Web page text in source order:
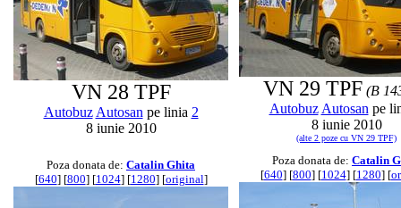
VN 28 TPF
Autobuz Autosan pe linia 2
8 iunie 2010
VN 29 TPF (B
Autobuz Autosan pe
8 iunie 2010
(alte 2 poze cu VN 29 TPF)
Poza donata de: Catalin Ghita
[640] [800] [1024] [1280] [original]
Poza donata de: Catalin
[640] [800] [1024] [1280] [